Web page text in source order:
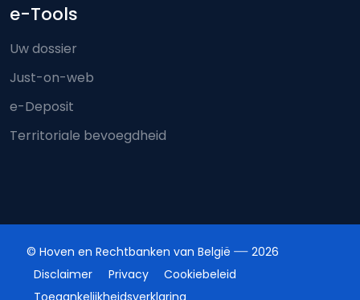
e-Tools
Uw dossier
Just-on-web
e-Deposit
Territoriale bevoegdheid
© Hoven en Rechtbanken van België
2026
Disclaimer
Privacy
Cookiebeleid